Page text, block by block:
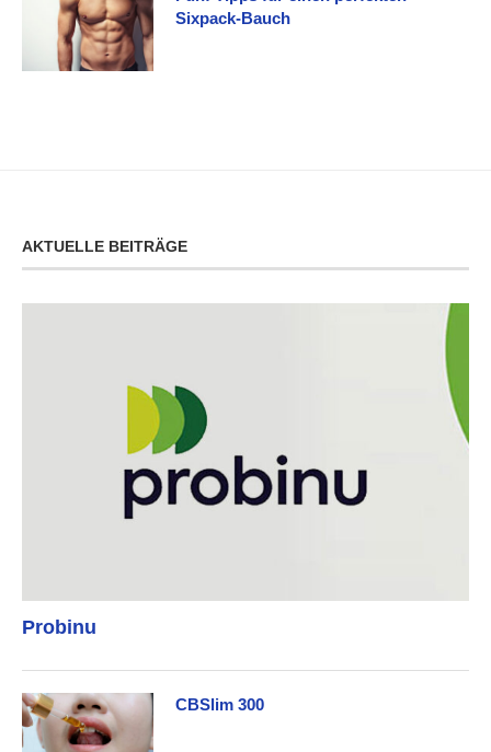
Sixpack-Bauch
AKTUELLE BEITRÄGE
Probinu
CBSlim 300